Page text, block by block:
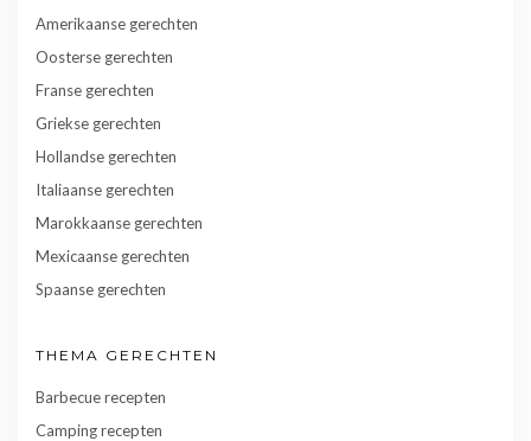
Amerikaanse gerechten
Oosterse gerechten
Franse gerechten
Griekse gerechten
Hollandse gerechten
Italiaanse gerechten
Marokkaanse gerechten
Mexicaanse gerechten
Spaanse gerechten
THEMA GERECHTEN
Barbecue recepten
Camping recepten